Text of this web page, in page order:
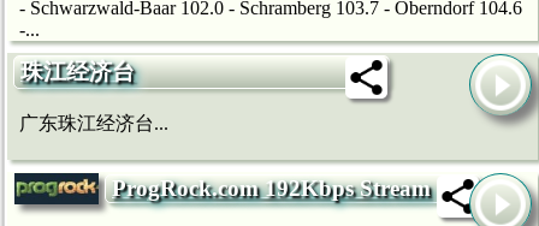
- Schwarzwald-Baar 102.0 - Schramberg 103.7 - Oberndorf 104.6
-...
珠江经济台
广东珠江经济台...
ProgRock.com 192Kbps Stream